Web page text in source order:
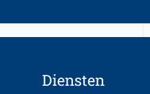
Diensten